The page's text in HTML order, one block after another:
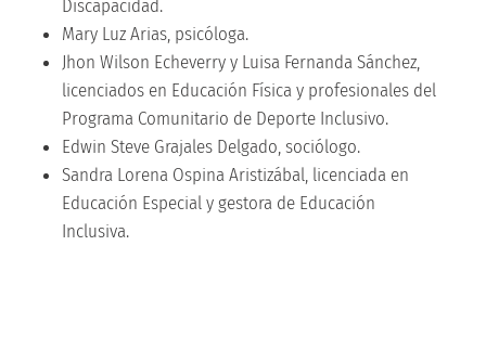
Discapacidad.
Mary Luz Arias, psicóloga.
Jhon Wilson Echeverry y Luisa Fernanda Sánchez,
licenciados en Educación Física y profesionales del
Programa Comunitario de Deporte Inclusivo.
Edwin Steve Grajales Delgado, sociólogo.
Sandra Lorena Ospina Aristizábal, licenciada en
Educación Especial y gestora de Educación
Inclusiva.